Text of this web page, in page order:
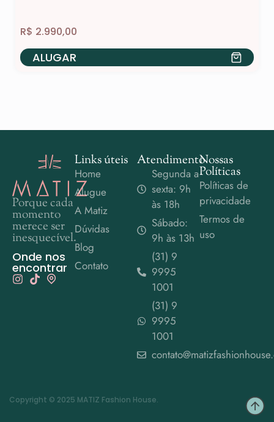
R$ 2.990,00
ALUGAR
Porque cada
momento
merece ser
inesquecível.
Onde nos
encontrar
Links úteis
Home
Alugue
A Matiz
Dúvidas
Blog
Contato
Atendimento
Segunda a
sexta: 9h
às 18h
Sábado:
9h às 13h
(31) 9
9995
1001
(31) 9
9995
1001
Nossas
Políticas
Políticas de
privacidade
Termos de
uso
Copyright © 2025 MATIZ Fashion House.